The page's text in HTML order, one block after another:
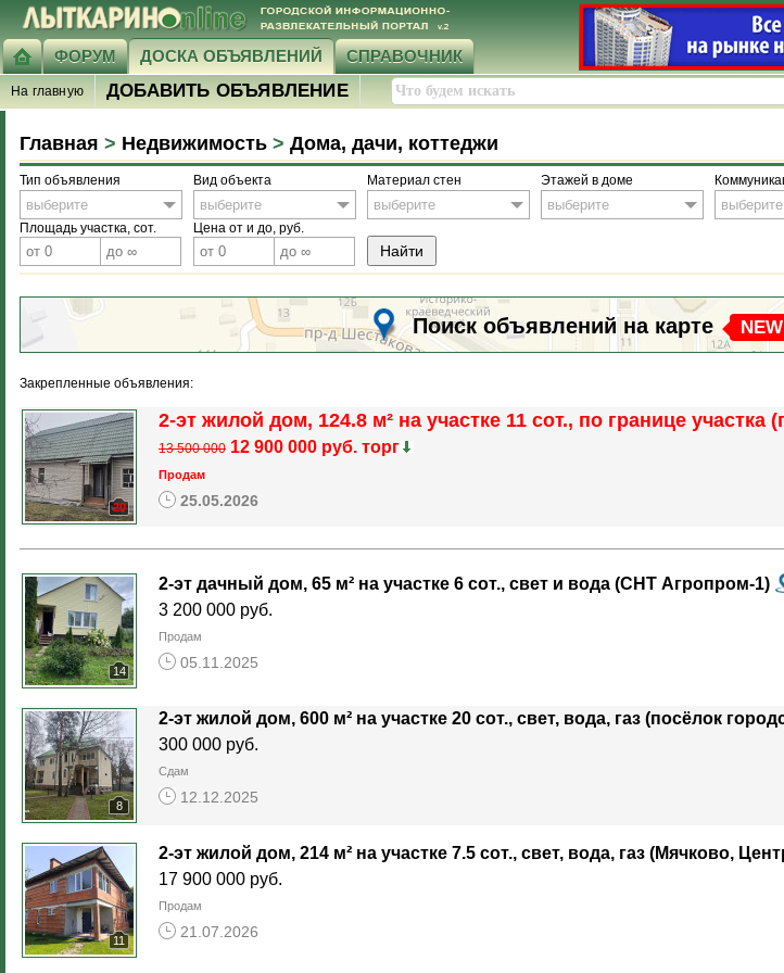
ФОРУМ ДОСКА ОБЪЯВЛЕНИЙ СПРАВОЧНИК
На главную ДОБАВИТЬ ОБЪЯВЛЕНИЕ
Главная > Недвижимость > Дома, дачи, коттеджи
Тип объявления
выберите
Вид объекта
выберите
Материал стен
выберите
Этажей в доме
выберите выберите
Площадь участка, сот. Цена от и до, руб.
Поиск объявлений на карте NEW
Закрепленные объявления:
20
2-эт жилой дом, 124.8 м² на участке 11 сот., по границе
13 500 000 12 900 000 руб. торг
Продам
25.05.2026
14
2-эт дачный дом, 65 м² на участке 6 сот., свет и вода (СНТ Агропром-1)
3 200 000 руб.
Продам
05.11.2025
8
2-эт жилой дом, 600 м² на участке 20 сот., свет, вода, газ (посёлок
300 000 руб.
Сдам
12.12.2025
11
2-эт жилой дом, 214 м² на участке 7.5 сот., свет, вода, газ (Мячково,
17 900 000 руб.
Продам
21.07.2026